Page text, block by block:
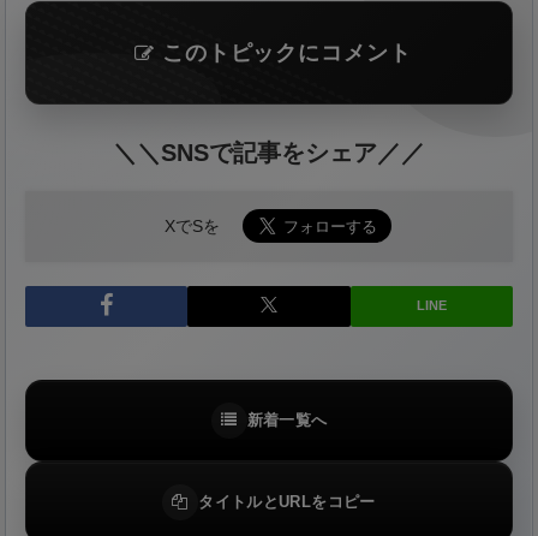
このトピックにコメント
＼＼SNSで記事をシェア／／
XでSを
LINE
新着一覧へ
タイトルとURLをコピー